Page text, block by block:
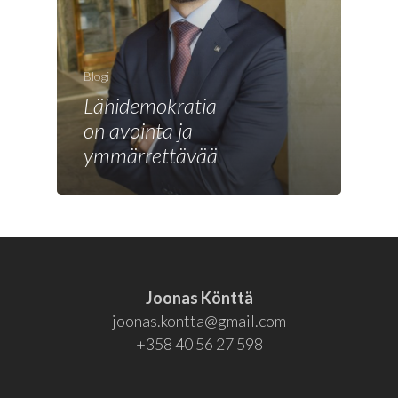
Blogi
Lähidemokratia
on avointa ja
ymmärrettävää
Joonas Könttä
joonas.kontta@gmail.com
+358 40 56 27 598
Joonas
Vaalit
Blogi
Osallistu